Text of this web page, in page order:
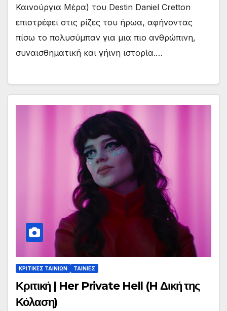
Καινούργια Μέρα) του Destin Daniel Cretton
επιστρέφει στις ρίζες του ήρωα, αφήνοντας
πίσω το πολυσύμπαν για μια πιο ανθρώπινη,
συναισθηματική και γήινη ιστορία.…
ΚΡΙΤΙΚΕΣ ΤΑΙΝΙΩΝ ΤΑΙΝΙΕΣ
Κριτική | Her Private Hell (H Δική της
Κόλαση)